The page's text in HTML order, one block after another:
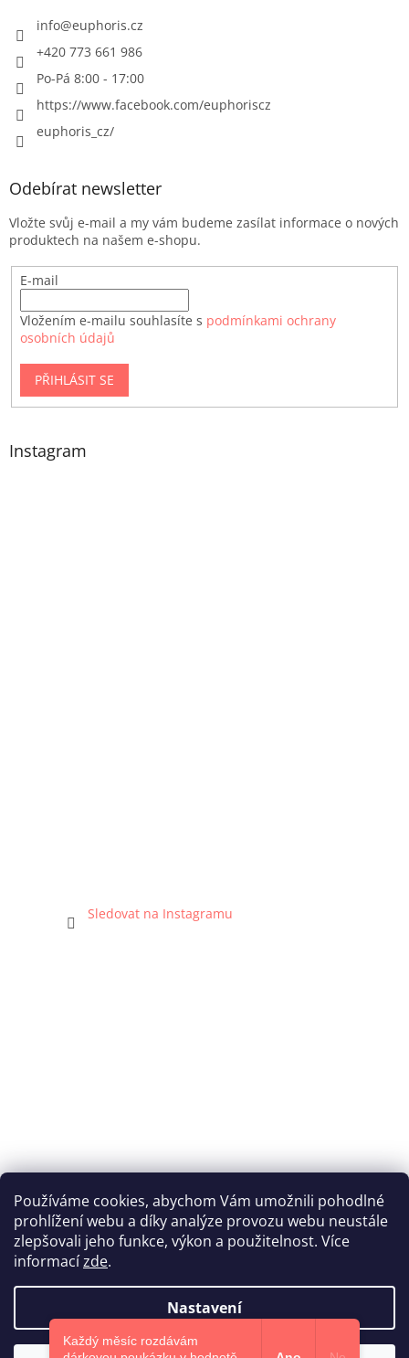
Používáme cookies, abychom Vám umožnili pohodlné
prohlížení webu a díky analýze provozu webu neustále
zlepšovali jeho funkce, výkon a použitelnost. Více
informacízde.
Nastavení
info@euphoris.cz
+420 773 661 986
Po-Pá 8:00 - 17:00
https://www.facebook.com/euphoriscz
euphoris_cz/
Odebírat newsletter
Vložte svůj e-mail a my vám budeme zasílat informace o nových
produktech na našem e-shopu.
E-mail
Vložením e-mailu souhlasíte s podmínkami ochrany
osobních údajů
PŘIHLÁSIT SE
Instagram
Sledovat na Instagramu
Katka Hromasová Foto
Vytvořil Shoptet
Každý měsíc rozdávám